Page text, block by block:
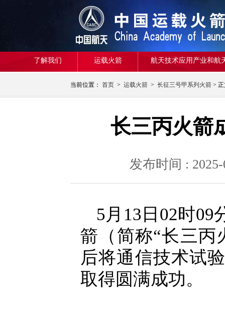
了解我们 运载火箭 航天技术应用产业和航
当前位置： 首页 > 运载火箭 > 长征三号甲系列火箭 >
长三丙火箭
发布时间 :
5月13日02时09
箭（简称“长三丙
后将通信技术试
取得圆满成功。